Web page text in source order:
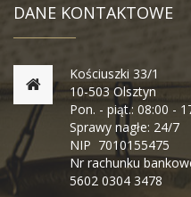
DANE KONTAKTOWE
Kościuszki 33/1
10-503 Olsztyn
Pon. - piąt.: 08:00 -
Sprawy nagłe: 24/7
NIP 7010155475
Nr rachunku
5602 0304 3478